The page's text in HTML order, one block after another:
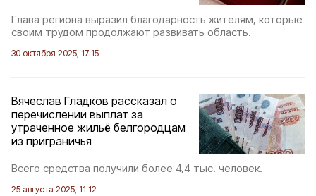
Глава региона выразил благодарность жителям, которые
своим трудом продолжают развивать область.
30 октября 2025, 17:15
Вячеслав Гладков рассказал о
перечислении выплат за
утраченное жильё белгородцам
из приграничья
Всего средства получили более 4,4 тыс. человек.
25 августа 2025, 11:12